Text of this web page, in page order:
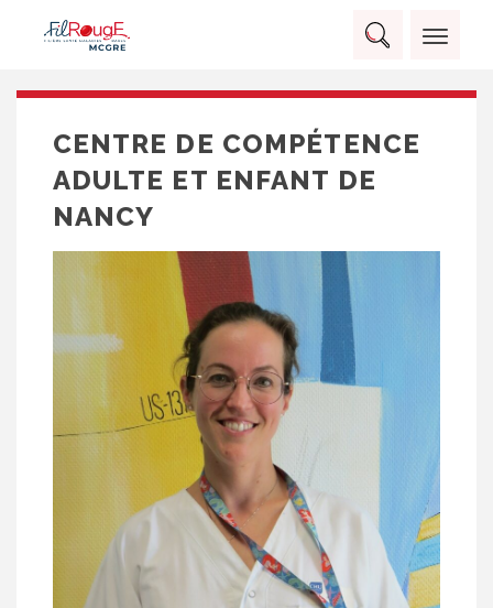
content
Rechercher :
RECHERCHER
CENTRE DE COMPÉTENCE
ADULTE ET ENFANT DE
NANCY